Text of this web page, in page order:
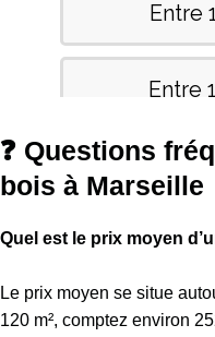
❓ Questions
bois à Marseille
Quel est le prix moyen
Le prix moyen se situe
120 m², comptez environ